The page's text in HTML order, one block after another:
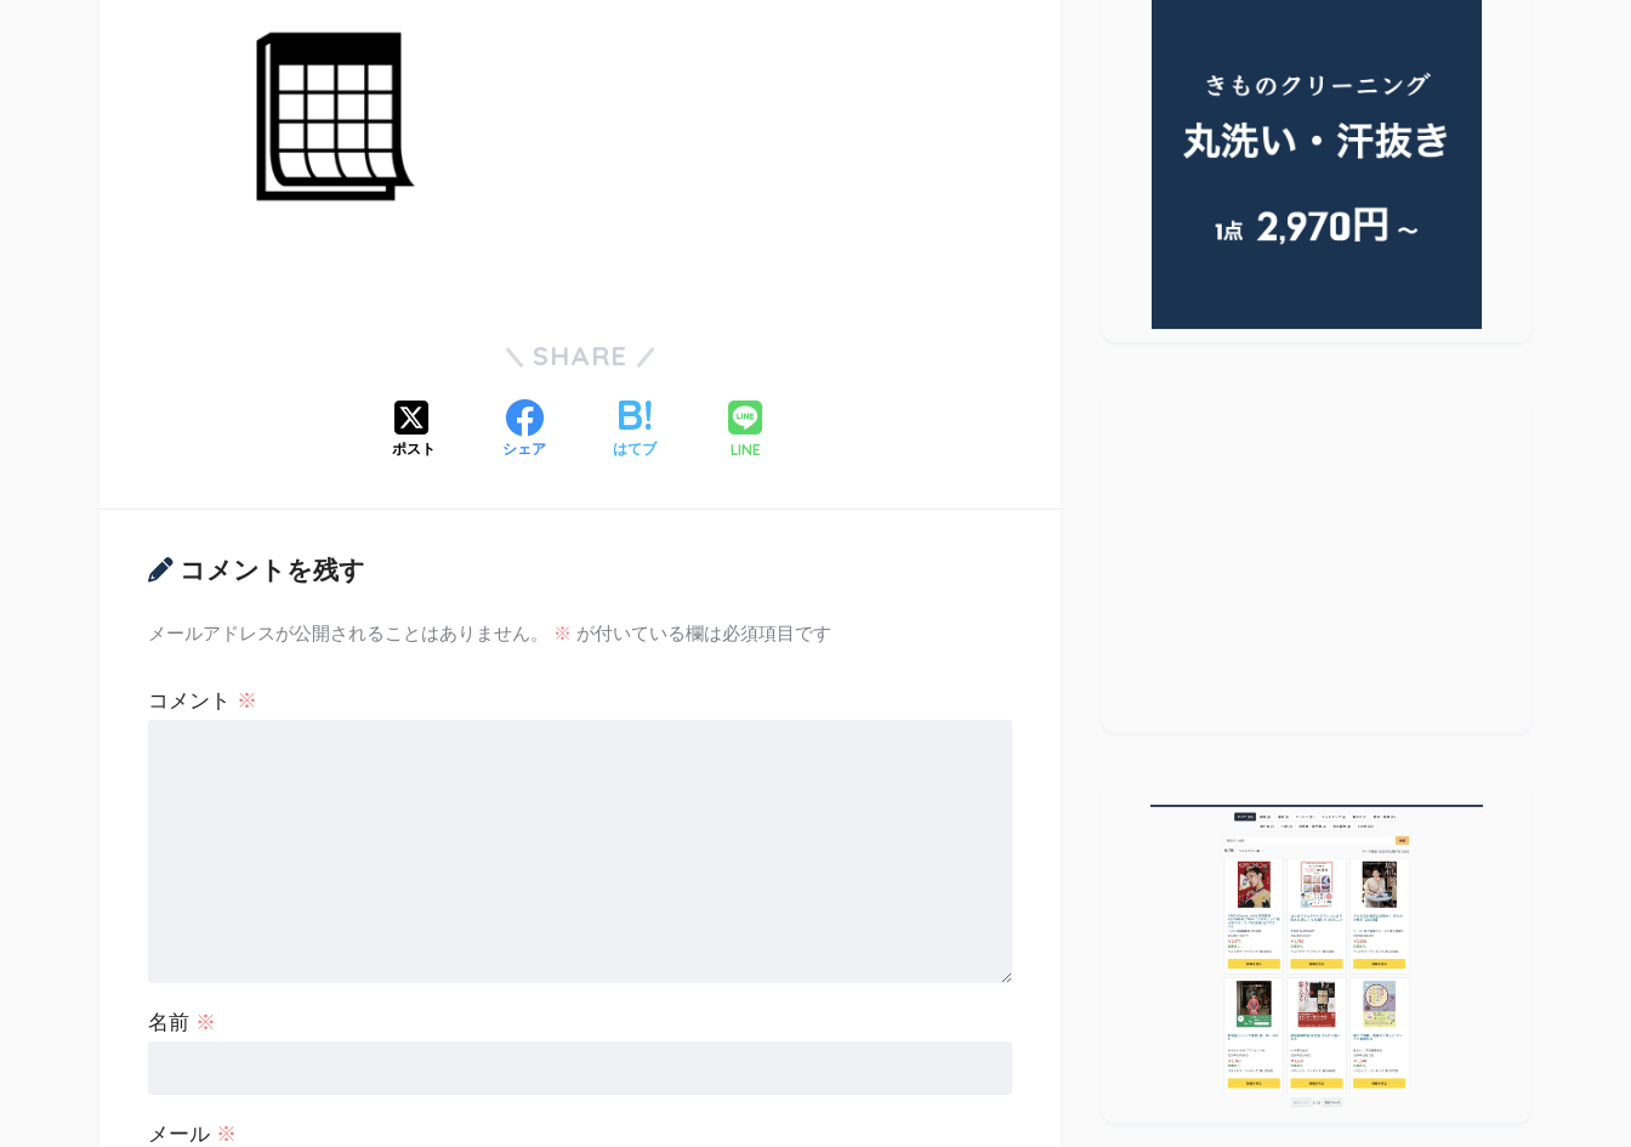
SHARE
ポスト シェア はてブ LINE
コメントを残す
メールアドレスが公開されることはありません。 ※ が付いている欄は必須項目です
コメント ※
名前 ※
メール ※